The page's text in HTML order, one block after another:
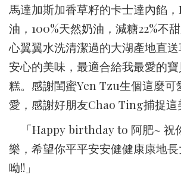
馬達加斯加香草籽的卡士達內餡
油，100%天然奶油，減糖22%不
心翼翼水洗清潔過的大湖產地直
安心的美味，最適合給我最愛的
糕。感謝閨蜜Yen Tzu生個這麼可
愛，感謝好朋友Chao Ting捕捉這
「Happy birthday to 阿肥~ 祝
樂，希望你平平安安健健康康地
呦!!」